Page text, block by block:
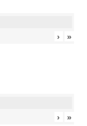
› »
› »